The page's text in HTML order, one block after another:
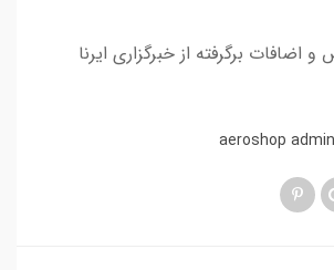
اضافات برگرفته از خبرگزاری ایرنا
aeroshop admin